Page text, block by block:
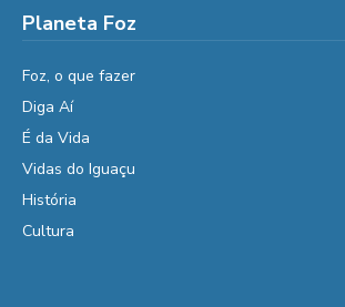
Planeta Foz
Foz, o que fazer
Diga Aí
É da Vida
Vidas do Iguaçu
História
Cultura